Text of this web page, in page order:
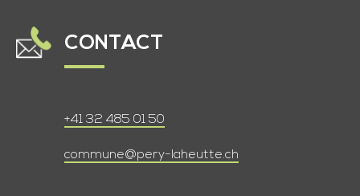
CONTACT
+41 32 485 01 50
commune@pery-laheutte.ch